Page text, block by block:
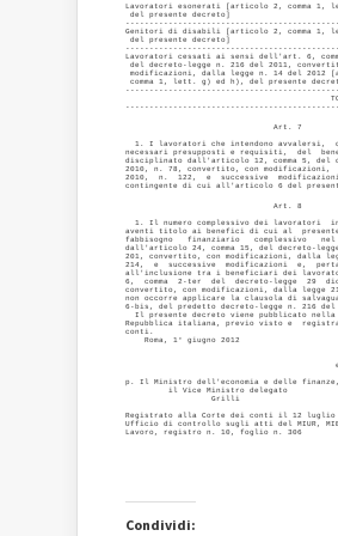
Lavoratori esonerati [articolo 2, comma 1,
del presente decreto]
Genitori di disabili [articolo 2, comma 1,
del presente decreto]
Lavoratori cessati ai sensi dell'art. 6,
del decreto-legge n. 216 del 2011,
modificazioni, dalla legge n. 14 del 2012
comma 1, lett. g) ed h), del presente
                               Art. 7
1. I lavoratori che intendono avvalersi,
necessari presupposti e requisiti,  del
disciplinato dall'articolo 12, comma 5, del
2010, n. 78, convertito, con
2010,  n.  122,  e  successive
                               Art. 8
1. Il numero complessivo dei lavoratori
aventi titolo ai benefici di cui al  presente
fabbisogno   finanziario   complessivo
dall'articolo 24, comma 15, del decreto-
201, convertito, con modificazioni, dalla
214,  e  successive  modificazioni  e,
all'inclusione tra i beneficiari dei
6,  comma  2-ter  del  decreto-legge  29
convertito, con modificazioni, dalla legge
non occorre applicare la clausola di
6-bis, del predetto decreto-legge n. 216 del
Il presente decreto viene pubblicato
Repubblica italiana, previo visto e
conti.
    Roma, 1° giugno 2012
p. Il Ministro dell'economia e delle
         il Vice Ministro delegato
                  Grilli
Registrato alla Corte dei conti il 12 luglio
Ufficio di controllo sugli atti del MIUR,
Lavoro, registro n. 10, foglio n. 306
Condividi: